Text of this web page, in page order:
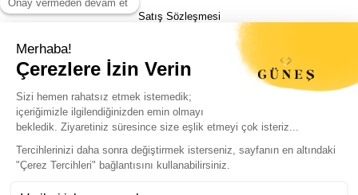
Sizin için en iyi deneyimi sunmak adına
Satış Sözleşmesi
İptal İade Şartları
Kargo Takibi